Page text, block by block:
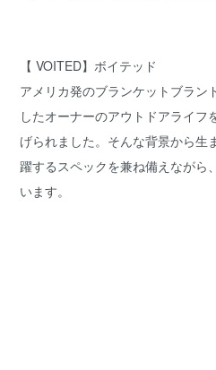
【 VOITED】ボイテッド
アメリカ発のブランケットブラン
したオーナーのアウトドアライフ
げられました。そんな背景から生
躍するスペックを兼ね備えながら
います。